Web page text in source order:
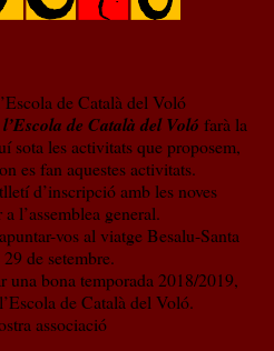
de Català del Voló
l’Escola de Català del Voló farà la
sota les activitats que proposem,
es fan aquestes activitats.
d’inscripció amb les noves
l’assemblea general.
vos al viatge Besalu-Santa
de setembre.
una bona temporada 2018/2019,
de Català del Voló.
associació